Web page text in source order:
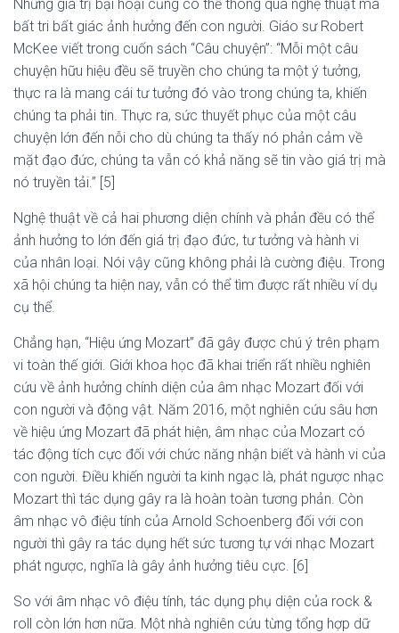
Những giá trị bại hoại cũng có thể thông qua nghệ thuật mà
bất tri bất giác ảnh hưởng đến con người. Giáo sư Robert
McKee viết trong cuốn sách “Câu chuyện”: “Mỗi một câu
chuyện hữu hiệu đều sẽ truyền cho chúng ta một ý tưởng,
thực ra là mang cái tư tưởng đó vào trong chúng ta, khiến
chúng ta phải tin. Thực ra, sức thuyết phục của một câu
chuyện lớn đến nỗi cho dù chúng ta thấy nó phản cảm về
mặt đạo đức, chúng ta vẫn có khả năng sẽ tin vào giá trị mà
nó truyền tải.” [5]
Nghệ thuật về cả hai phương diện chính và phản đều có thể
ảnh hưởng to lớn đến giá trị đạo đức, tư tưởng và hành vi
của nhân loại. Nói vậy cũng không phải là cường điệu. Trong
xã hội chúng ta hiện nay, vẫn có thể tìm được rất nhiều ví dụ
cụ thể.
Chẳng hạn, “Hiệu ứng Mozart” đã gây được chú ý trên phạm
vi toàn thế giới. Giới khoa học đã khai triển rất nhiều nghiên
cứu về ảnh hưởng chính diện của âm nhạc Mozart đối với
con người và động vật. Năm 2016, một nghiên cứu sâu hơn
về hiệu ứng Mozart đã phát hiện, âm nhạc của Mozart có
tác động tích cực đối với chức năng nhận biết và hành vi của
con người. Điều khiến người ta kinh ngạc là, phát ngược nhạc
Mozart thì tác dụng gây ra là hoàn toàn tương phản. Còn
âm nhạc vô điệu tính của Arnold Schoenberg đối với con
người thì gây ra tác dụng hết sức tương tự với nhạc Mozart
phát ngược, nghĩa là gây ảnh hưởng tiêu cực. [6]
So với âm nhạc vô điệu tính, tác dụng phụ diện của rock &
roll còn lớn hơn nữa. Một nhà nghiên cứu từng tổng hợp dữ